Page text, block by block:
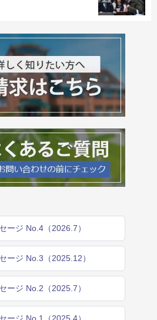
ージ No.4（2026.7）
ージ No.3（2025.12）
ージ No.2（2025.7）